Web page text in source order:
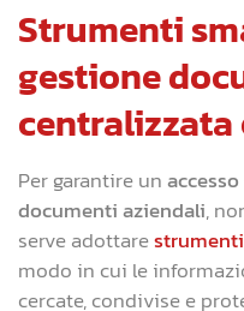
Strumenti
gestione
Per garantire un
documenti aziendali,
serve adottare
modo in cui le
cercate, condivise e